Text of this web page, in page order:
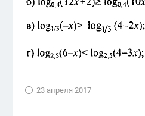
23 апреля 2017